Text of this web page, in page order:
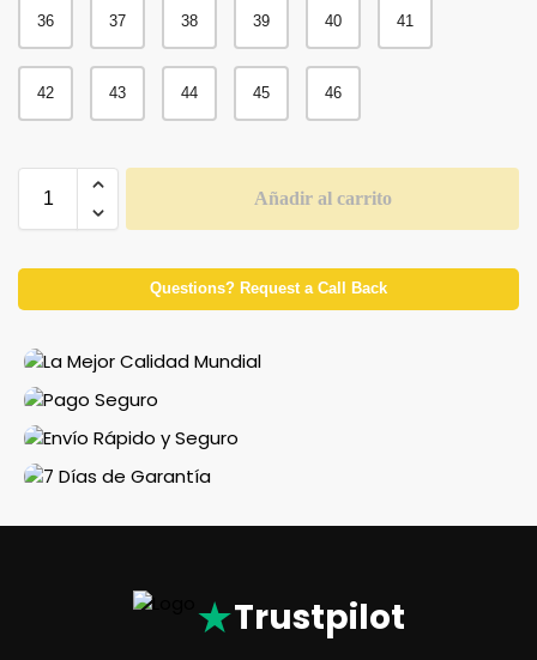
36 37 38 39 40 41
42 43 44 45 46
Añadir al carrito
Questions? Request a Call Back
★Trustpilot